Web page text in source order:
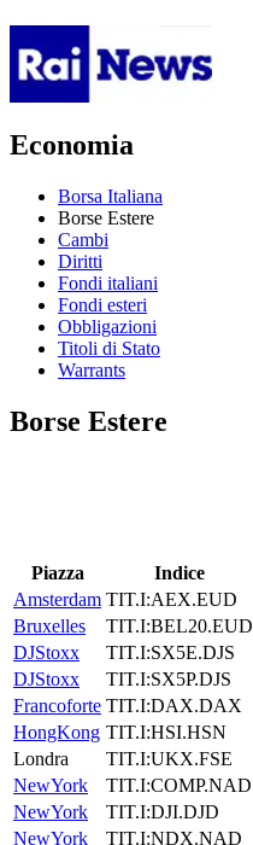
Economia
Borsa Italiana
Borse Estere
Cambi
Diritti
Fondi italiani
Fondi esteri
Obbligazioni
Titoli di Stato
Warrants
Borse Estere
Piazza Indice
Amsterdam TIT.I:AEX.EUD
Bruxelles
TIT.I:BEL20.EUD
DJStoxx
TIT.I:SX5E.DJS
DJStoxx
TIT.I:SX5P.DJS
Francoforte TIT.I:DAX.DAX
HongKong TIT.I:HSI.HSN
Londra
TIT.I:UKX.FSE
NewYork
TIT.I:COMP.NAD
NewYork
TIT.I:DJI.DJD
NewYork
TIT.I:NDX.NAD